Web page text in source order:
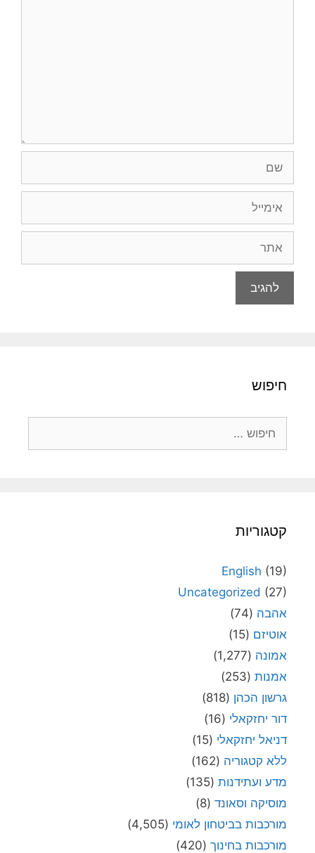
חיפוש
קטגוריות
English (19)
Uncategorized (27)
אהבה (74)
אוטיזם (15)
אמונה (1,277)
אמנות (253)
גרשון הכהן (818)
דור יחזקאלי (16)
דניאל יחזקאלי (15)
ללא קטגוריה (162)
מדע ועתידנות (135)
מוסיקה וסאונד (8)
מורכבות בביטחון לאומי (4,505)
מורכבות בחינוך (420)